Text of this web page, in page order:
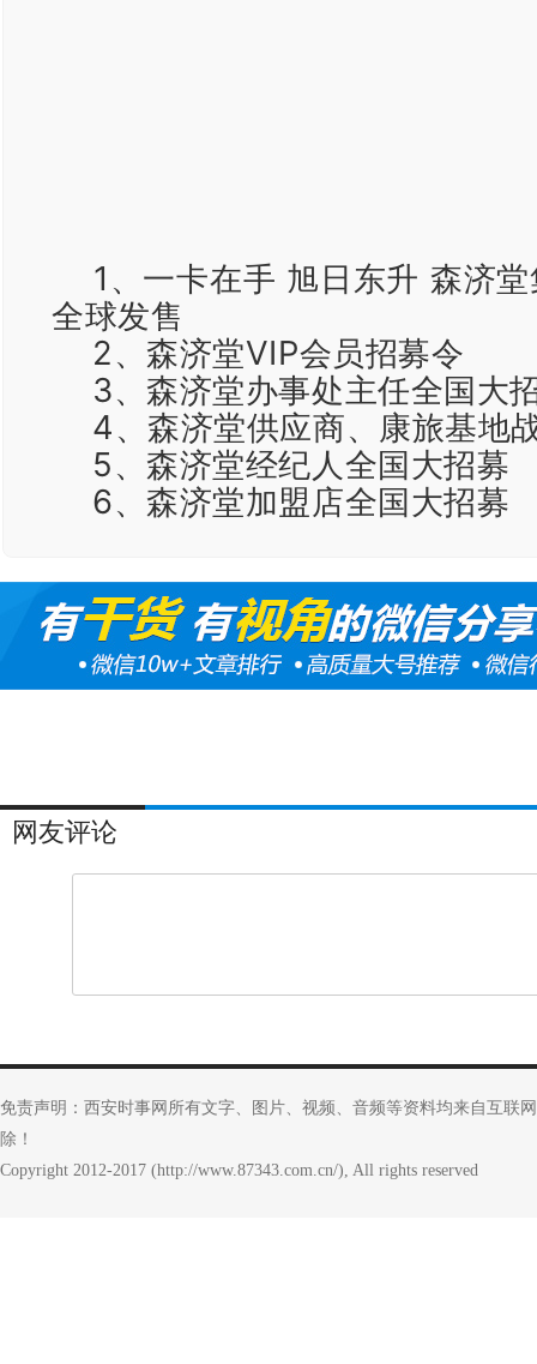
1、一卡在手 旭日东升 森济堂
全球发售
2、森济堂VIP会员招募令
3、森济堂办事处主任全国大
4、森济堂供应商、康旅基地
5、森济堂经纪人全国大招募
6、森济堂加盟店全国大招募
网友评论
免责声明：西安时事网所有文字、图片、视频、音频等资料均来自互联
除！
Copyright 2012-2017 (http://www.87343.com.cn/), All rights reserved